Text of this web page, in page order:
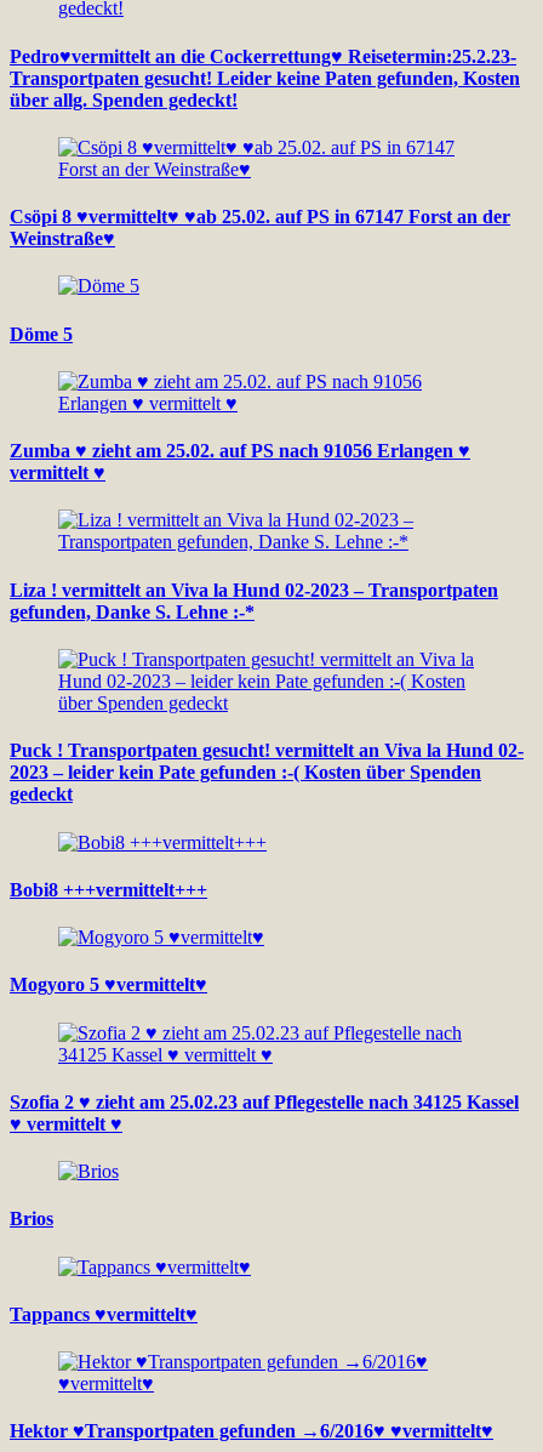
Pedro♥vermittelt an die Cockerrettung♥ Reisetermin:25.2.23-
Transportpaten gesucht! Leider keine Paten gefunden, Kosten
über allg. Spenden gedeckt!
Csöpi 8 ♥vermittelt♥ ♥ab 25.02. auf PS in 67147 Forst an der
Weinstraße♥
Döme 5
Zumba ♥ zieht am 25.02. auf PS nach 91056 Erlangen ♥
vermittelt ♥
Liza ! vermittelt an Viva la Hund 02-2023 – Transportpaten
gefunden, Danke S. Lehne :-*
Puck ! Transportpaten gesucht! vermittelt an Viva la Hund 02-
2023 – leider kein Pate gefunden :-( Kosten über Spenden
gedeckt
Bobi8 +++vermittelt+++
Mogyoro 5 ♥vermittelt♥
Szofia 2 ♥ zieht am 25.02.23 auf Pflegestelle nach 34125 Kassel
♥ vermittelt ♥
Brios
Tappancs ♥vermittelt♥
Hektor ♥Transportpaten gefunden →6/2016♥ ♥vermittelt♥